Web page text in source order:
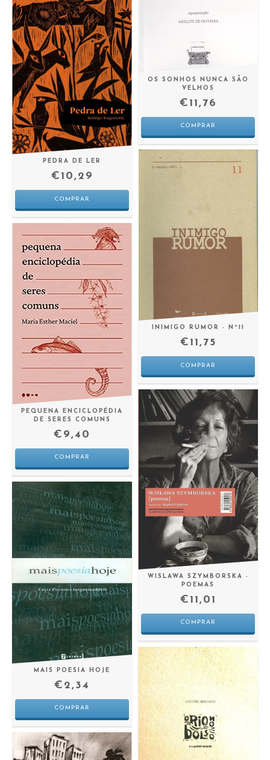
PEDRA DE LER
€10,29
OS SONHOS NUNCA SÃO
VELHOS
€11,76
PEQUENA ENCICLOPÉDIA
DE SERES COMUNS
€9,40
INIMIGO RUMOR - Nº11
€11,75
MAIS POESIA HOJE
€2,34
WISLAWA SZYMBORSKA -
POEMAS
€11,01